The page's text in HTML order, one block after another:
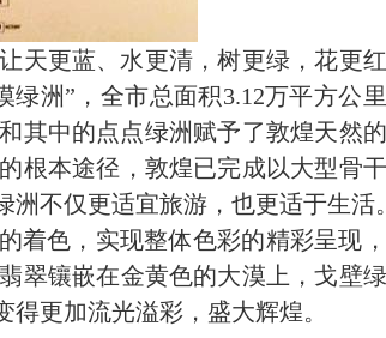
天更蓝、水更清，树更绿，花更红
绿洲”，全市总面积3.12万平方公里
其中的点点绿洲赋予了敦煌天然
根本途径，敦煌已完成以大型骨
不仅更适宜旅游，也更适于生活。
着色，实现整体色彩的精彩呈现
翡翠镶嵌在金黄色的大漠 上，戈壁
更加流光溢彩，盛大辉煌。